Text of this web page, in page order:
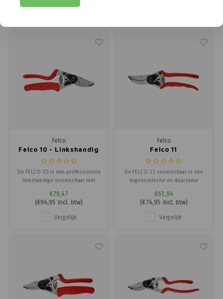
keuken en enthousiaste barbecue
aan je houtskool, wil je geen ve
binnen 10 minuten heet. Voor een
Felco
Felco 10 - Linkshandig
De FELCO 10 is een professionele
linkshandige snoeischaar met
voor grote handen. Geschikt voor
takken tot 25 mm en vereist tot
30% minder inspanning bij
langdurig snoeiwerk.
€78,47
(€94,95 Incl. btw)
Vergelijk
Felco
Felco 11
De FELCO 11 snoeischaar is een
ergonomische en duurzame
mm. Geïnspireerd op de
iconische FELCO 2, met
verbeterde balans, comfort en
langdurige scherpte.
€61,94
(€74,95 Incl. btw)
Vergelijk